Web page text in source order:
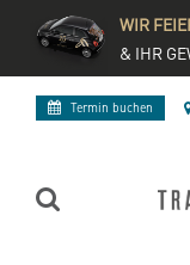
WIR
& IHR
Termin buchen